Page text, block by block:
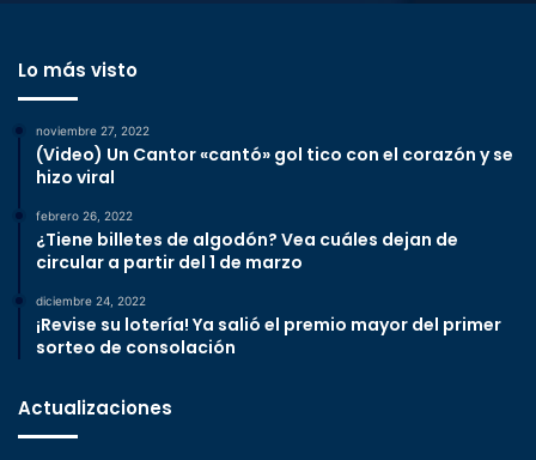
Lo más visto
noviembre 27, 2022
(Video) Un Cantor «cantó» gol tico con el corazón y se
hizo viral
febrero 26, 2022
¿Tiene billetes de algodón? Vea cuáles dejan de
circular a partir del 1 de marzo
diciembre 24, 2022
¡Revise su lotería! Ya salió el premio mayor del primer
sorteo de consolación
Actualizaciones